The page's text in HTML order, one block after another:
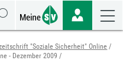
"Soziale Sicherheit" Online
- Dezember 2009